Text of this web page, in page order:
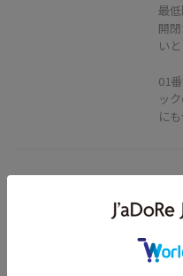
最
開
い
01
ッ
に
ルト
ブ